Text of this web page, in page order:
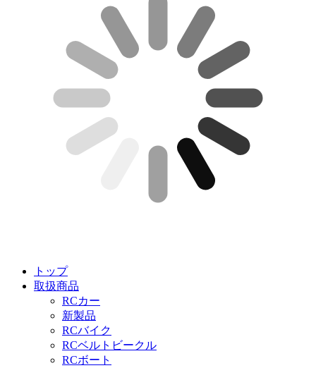
トップ
取扱商品
RCカー
新製品
RCバイク
RCベルトビークル
RCボート